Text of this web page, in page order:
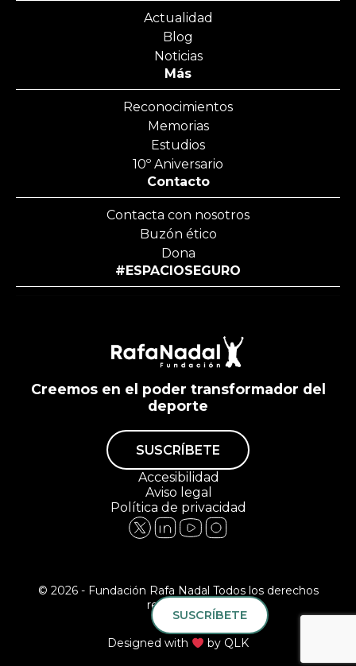
Actualidad
Blog
Noticias
Más
Reconocimientos
Memorias
Estudios
10º Aniversario
Contacto
Contacta con nosotros
Buzón ético
Dona
#ESPACIOSEGURO
Creemos en el poder transformador del
deporte
SUSCRÍBETE
Accesibilidad
Aviso legal
Política de privacidad
© 2026 - Fundación Rafa Nadal Todos los derechos
reservados.
Designed with by QLK
SUSCRÍBETE